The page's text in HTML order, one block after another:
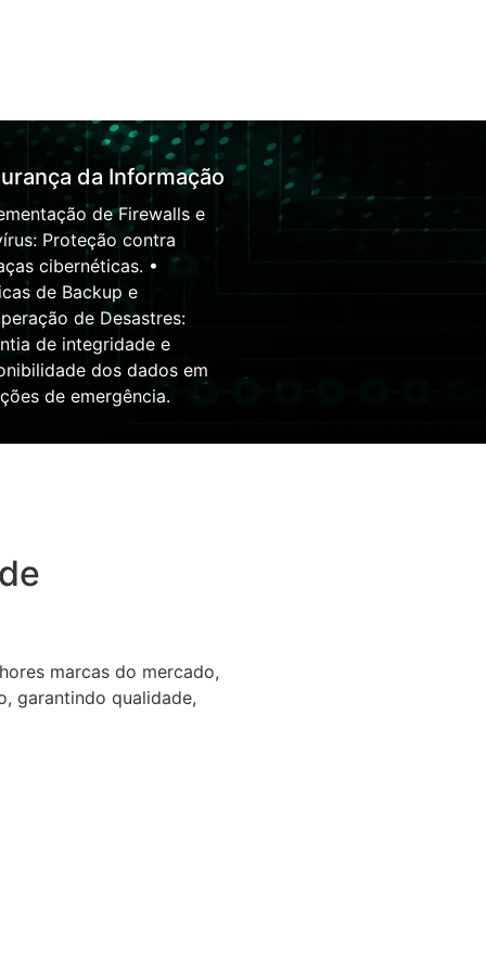
da Informação
de Firewalls e
Proteção contra
cibernéticas. •
de Backup e
de Desastres:
de integridade e
dos dados em
de emergência.
marcas do mercado,
garantindo qualidade,